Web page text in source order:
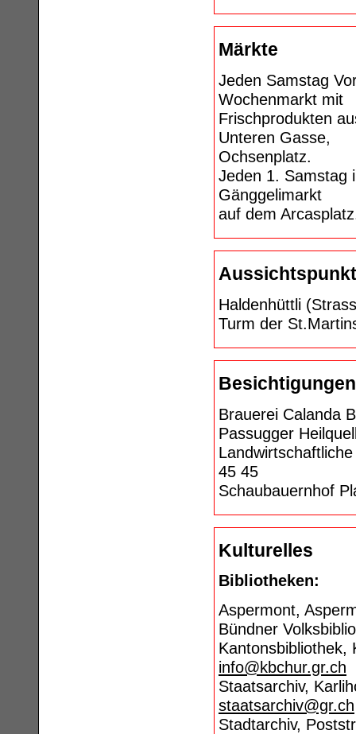
Märkte
Jeden Samstag
Wochenmarkt mit
Frischprodukten
Unteren Gasse,
Ochsenplatz.
Jeden 1. Samstag
Gänggelimarkt
auf dem
Haldenhüttli
Turm der
Besichtigungen
Brauerei Calanda
Passugger
45 45
Schaubauernhof
Kulturelles
Bibliotheken:
Aspermont,
Bündner
Kantonsbibliothek,
info@kbchur.gr.ch
Staatsarchiv,
staatsarchiv@gr.ch
Stadtarchiv,